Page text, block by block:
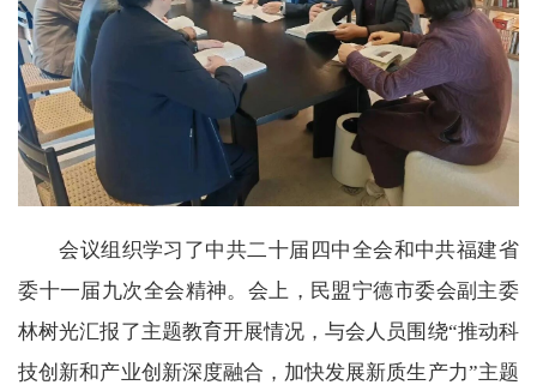
会议组织学习了中共二十届四中全会和中共福建省
委十一届九次全会精神。会上，民盟宁德市委会副主委
林树光汇报了主题教育开展情况，与会人员围绕“推动科
技创新和产业创新深度融合，加快发展新质生产力”主题